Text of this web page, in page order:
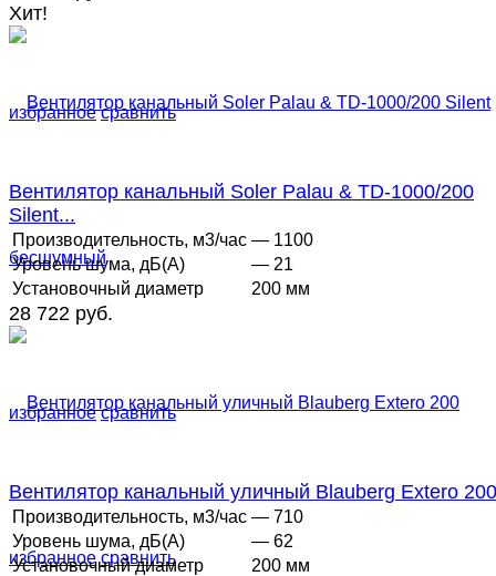
избранное сравнить
Хит!
избранное сравнить
Вентилятор канальный Soler Palau & TD-1000/200
Silent...
Производительность, м3/час — 1100
Уровень шума, дБ(А)
— 21
Установочный диаметр
200 мм
28 722 руб.
избранное сравнить
Вентилятор канальный уличный Blauberg Extero 200
Производительность, м3/час — 710
Уровень шума, дБ(А)
— 62
Установочный диаметр
200 мм